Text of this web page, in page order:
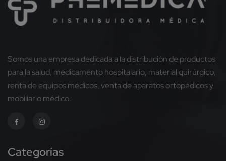
Somos una empresa dedicada a la distribución de productos
para la salud, medicamento hospitalario, material quirúrgico,
renta de equipos médicos, venta de aparatos ortopédicos y
mobiliario médico.
Categorías